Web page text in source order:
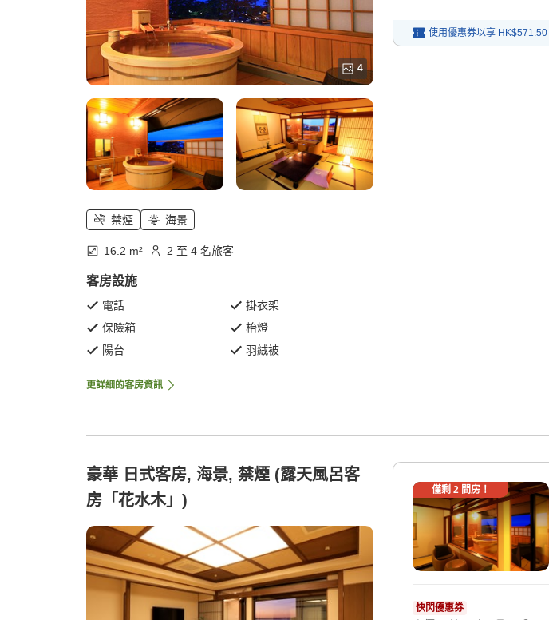
4
禁煙 海景
16.2 m² 2 至 4 名旅客
客房設施
電話
掛衣架
保險箱
枱燈
陽台
羽絨被
更詳細的客房資訊
使用優惠券以享 HK$571.50
豪華 日式客房, 海景, 禁煙 (露天風呂客
房「花水木」)
僅剩 2 間房！
快閃優惠券